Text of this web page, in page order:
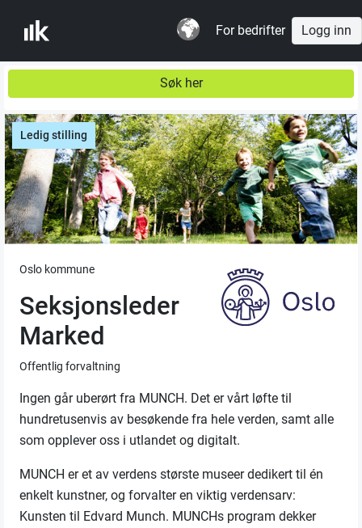
For bedrifter Logg inn
Søk her
Ledig stilling
Oslo kommune
Seksjonsleder
Marked
Offentlig forvaltning
Ingen går uberørt fra MUNCH. Det er vårt løfte til
hundretusenvis av besøkende fra hele verden, samt alle
som opplever oss i utlandet og digitalt.
MUNCH er et av verdens største museer dedikert til én
enkelt kunstner, og forvalter en viktig verdensarv:
Kunsten til Edvard Munch. MUNCHs program dekker